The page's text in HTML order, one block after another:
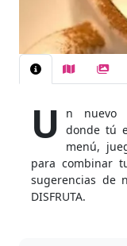
U
n nuevo
donde tú
menú,
para combinar
sugerencias de
DISFRUTA.